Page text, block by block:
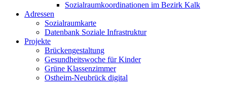
Sozialraumkoordinationen im Bezirk Kalk
Adressen
Sozialraumkarte
Datenbank Soziale Infrastruktur
Projekte
Brückengestaltung
Gesundheitswoche für Kinder
Grüne Klassenzimmer
Ostheim-Neubrück digital